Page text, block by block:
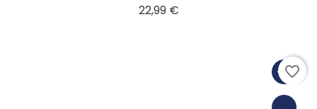
22,99 €Precio
favorite_border